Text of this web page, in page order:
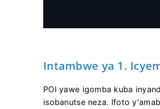
Intambwe ya 1.
POI yawe igomba kuba
isobanutse neza. Ifoto